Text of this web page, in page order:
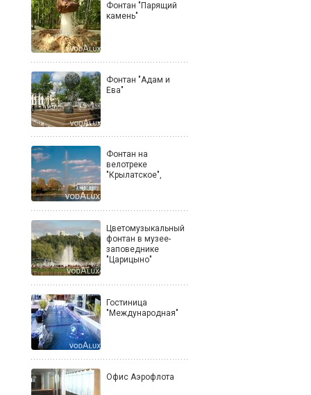
Фонтан "Парящий
камень"
Фонтан "Адам и
Ева"
Фонтан на
велотреке
"Крылатское",
Цветомузыкальный
фонтан в музее-
заповеднике
"Царицыно"
Гостиница
"Международная"
Офис Аэрофлота